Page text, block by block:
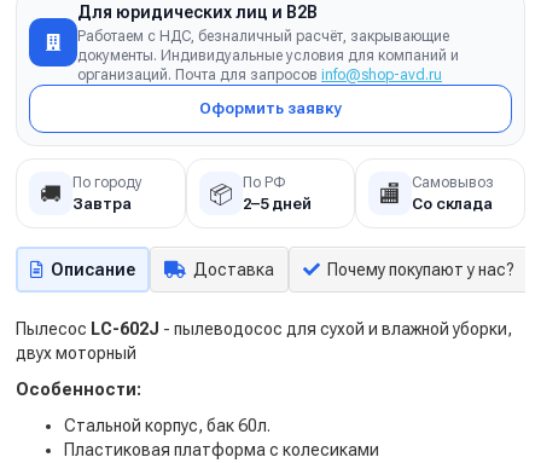
Для юридических лиц и B2B
Работаем с НДС, безналичный расчёт, закрывающие
документы. Индивидуальные условия для компаний и
организаций. Почта для запросов info@shop-avd.ru
Оформить заявку
🚚 По городу
Завтра 📦 По РФ
2–5 дней 🏬 Самовывоз
Со склада
Описание Доставка Почему покупают у нас?
Пылесос LC-602J - пылеводосос для сухой и влажной уборки,
двух моторный
Особенности:
Стальной корпус, бак 60л.
Пластиковая платформа с колесиками